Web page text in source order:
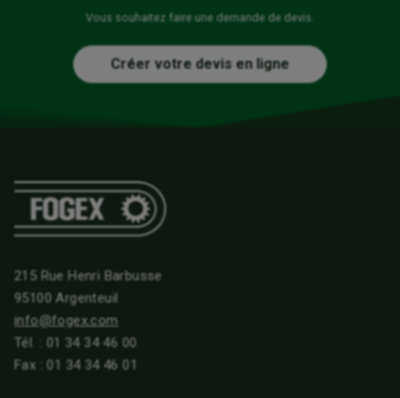
Vous souhaitez faire une demande de devis.
Créer votre devis en ligne
215 Rue Henri Barbusse
95100 Argenteuil
info@fogex.com
Tél. : 01 34 34 46 00
Fax : 01 34 34 46 01